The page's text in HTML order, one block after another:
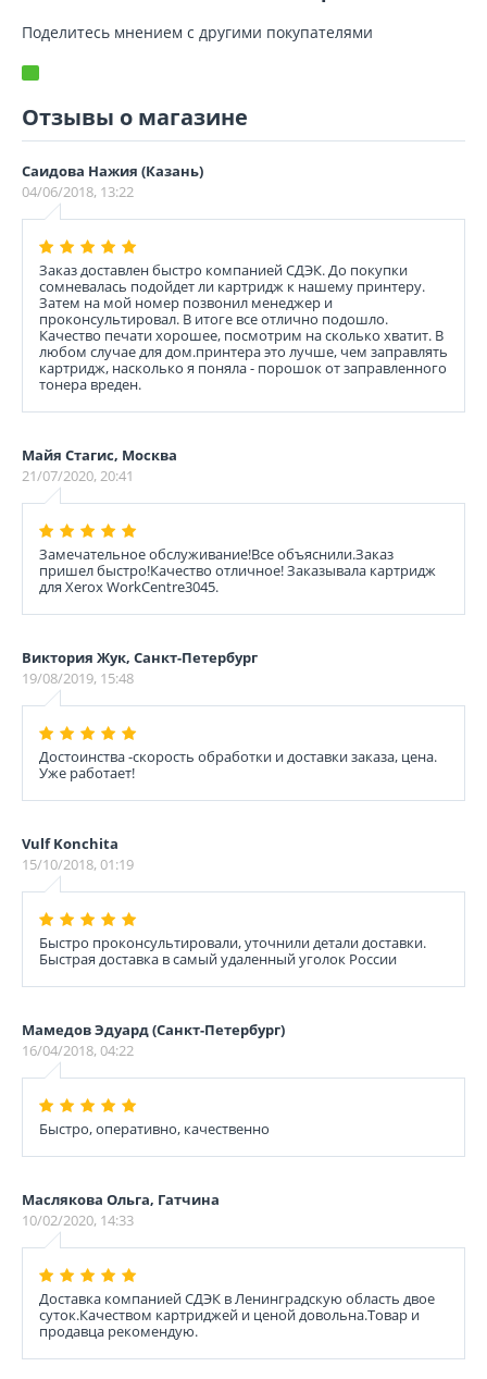
Поделитесь мнением с другими покупателями
Отзывы о магазине
Саидова Нажия (Казань)
04/06/2018, 13:22
Заказ доставлен быстро компанией СДЭК. До покупки
сомневалась подойдет ли картридж к нашему принтеру.
Затем на мой номер позвонил менеджер и
проконсультировал. В итоге все отлично подошло.
Качество печати хорошее, посмотрим на сколько хватит. В
любом случае для дом.принтера это лучше, чем заправлять
картридж, насколько я поняла - порошок от заправленного
тонера вреден.
Майя Стагис, Москва
21/07/2020, 20:41
Замечательное обслуживание!Все объяснили.Заказ
пришел быстро!Качество отличное! Заказывала картридж
для Xerox WorkCentre3045.
Виктория Жук, Санкт-Петербург
19/08/2019, 15:48
Достоинства -скорость обработки и доставки заказа, цена.
Уже работает!
Vulf Konchita
15/10/2018, 01:19
Быстро проконсультировали, уточнили детали доставки.
Быстрая доставка в самый удаленный уголок России
Мамедов Эдуард (Санкт-Петербург)
16/04/2018, 04:22
Быстро, оперативно, качественно
Маслякова Ольга, Гатчина
10/02/2020, 14:33
Доставка компанией СДЭК в Ленинградскую область двое
суток.Качеством картриджей и ценой довольна.Товар и
продавца рекомендую.